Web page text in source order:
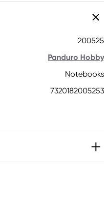
200525
Panduro Hobby
Notebooks
7320182005253